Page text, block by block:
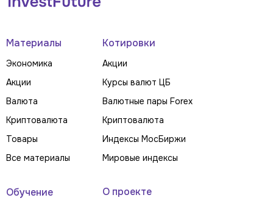
Материалы
Экономика
Акции
Валюта
Криптовалюта
Товары
Все материалы
Котировки
Акции
Курсы валют ЦБ
Валютные пары Forex
Криптовалюта
Индексы МосБиржи
Мировые индексы
Обучение О проекте